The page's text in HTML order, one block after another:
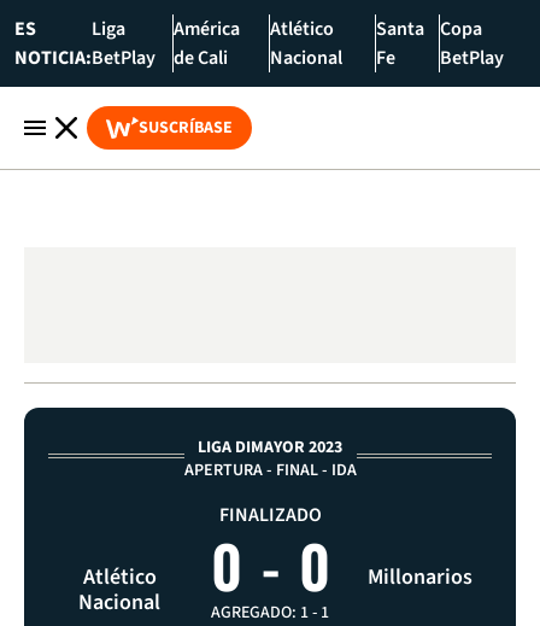
ES
NOTICIA:
Liga
BetPlay
América
de Cali
Atlético
Nacional
Santa
Fe
Copa
BetPlay
SUSCRÍBASE
LIGA DIMAYOR 2023
APERTURA - FINAL - IDA
Atlético
Nacional
FINALIZADO
0 - 0
AGREGADO: 1- 1
Millonarios